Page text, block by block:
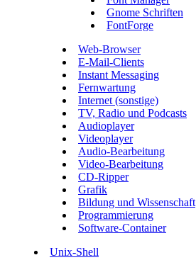
Gnome Schriften
FontForge
Web-Browser
E-Mail-Clients
Instant Messaging
Fernwartung
Internet (sonstige)
TV, Radio und Podcasts
Audioplayer
Videoplayer
Audio-Bearbeitung
Video-Bearbeitung
CD-Ripper
Grafik
Bildung und Wissenschaft
Programmierung
Software-Container
Unix-Shell